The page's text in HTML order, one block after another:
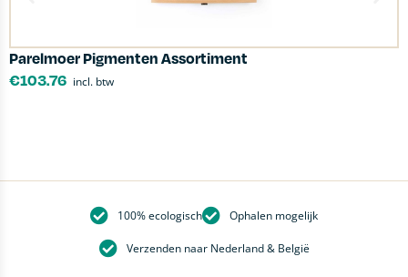
Parelmoer Pigmenten Assortiment
€103.76 incl. btw
100% ecologisch Ophalen mogelijk
Verzenden naar Nederland & België